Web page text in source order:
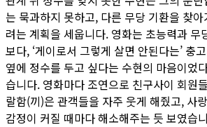
는 묵과하지 못하고, 다른 무당 기환을 찾
려는 계획을 세웁니다. 영화는 초능력과 무
보다, ‘게이로서 그렇게 살면 안된다는’ 충
옆에 정수를 두고 싶다는 수현의 마음이었
습니다. 영화마다 조연으로 친구사이 회원
랄함(끼)은 관객들을 자주 웃게 해줬고, 사
감정이 커질 때마다 해소해주는 듯 보였습